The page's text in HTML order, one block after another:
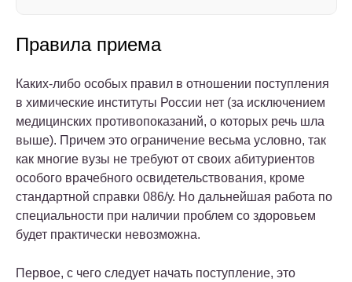
Правила приема
Каких-либо особых правил в отношении поступления
в химические институты России нет (за исключением
медицинских противопоказаний, о которых речь шла
выше). Причем это ограничение весьма условно, так
как многие вузы не требуют от своих абитуриентов
особого врачебного освидетельствования, кроме
стандартной справки 086/у. Но дальнейшая работа по
специальности при наличии проблем со здоровьем
будет практически невозможна.
Первое, с чего следует начать поступление, это